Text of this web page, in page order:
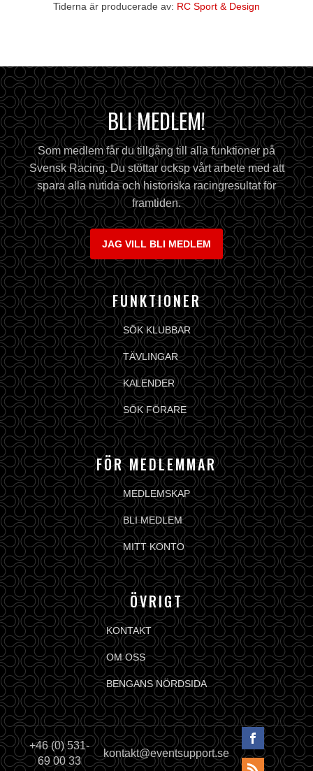
Tiderna är producerade av: RC Sport & Design
BLI MEDLEM!
Som medlem får du tillgång till alla funktioner på
Svensk Racing. Du stöttar ocksp vårt arbete med att
spara alla nutida och historiska racingresultat för
framtiden.
JAG VILL BLI MEDLEM
FUNKTIONER
SÖK KLUBBAR
TÄVLINGAR
KALENDER
SÖK FÖRARE
FÖR MEDLEMMAR
MEDLEMSKAP
BLI MEDLEM
MITT KONTO
ÖVRIGT
KONTAKT
OM OSS
BENGANS NÖRDSIDA
+46 (0) 531-
69 00 33
kontakt@eventsupport.se